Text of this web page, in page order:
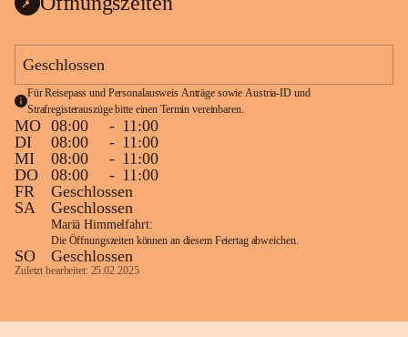
Geschlossen
Für Reisepass und Personalausweis Anträge sowie Austria-ID und
Strafregisterauszüge bitte einen Termin vereinbaren.
MO 08:00 - 11:00
DI
08:00 - 11:00
MI
08:00 - 11:00
DO
08:00 - 11:00
FR
Geschlossen
SA
Geschlossen
Mariä Himmelfahrt:
Die Öffnungszeiten können an diesem Feiertag abweichen.
SO Geschlossen
Zuletzt bearbeitet: 25.02.2025